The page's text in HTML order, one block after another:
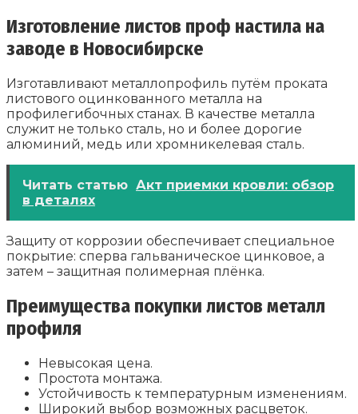
Изготовление листов проф настила на
заводе в Новосибирске
Изготавливают металлопрофиль путём проката
листового оцинкованного металла на
профилегибочных станах. В качестве металла
служит не только сталь, но и более дорогие
алюминий, медь или хромникелевая сталь.
Читать статью Акт приемки кровли: обзор
в деталях
Защиту от коррозии обеспечивает специальное
покрытие: сперва гальваническое цинковое, а
затем – защитная полимерная плёнка.
Преимущества покупки листов металл
профиля
Невысокая цена.
Простота монтажа.
Устойчивость к температурным изменениям.
Широкий выбор возможных расцветок.